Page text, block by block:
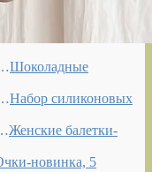
Шоколадные
Набор силиконовых
Женские балетки-
новинка, 5